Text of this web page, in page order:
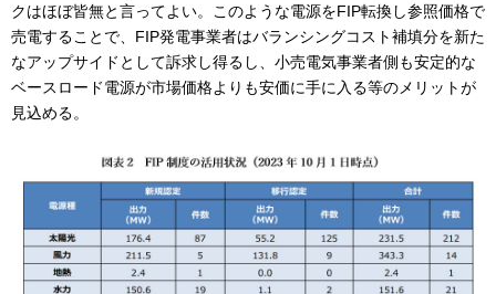
クはほぼ皆無と言ってよい。このような電源をFIP転換し参照価格で
売電することで、FIP発電事業者はバランシングコスト補填分を新た
なアップサイドとして訴求し得るし、小売電気事業者側も安定的な
ベースロード電源が市場価格よりも安価に手に入る等のメリットが
見込める。